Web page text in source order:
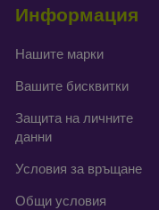
калъфите. Придава
за телефони се
интересни
Информация
Нашите марки
Вашите бисквитки
Защита на личните
данни
Условия за връщане
Общи условия